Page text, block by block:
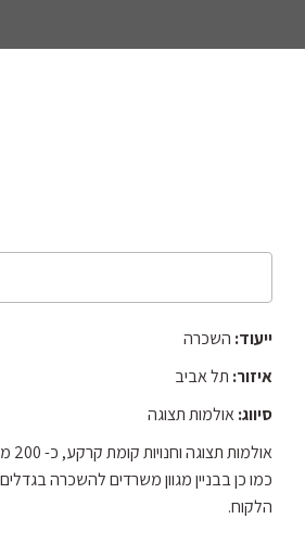
ייעוד: השכרה
איזור: תל אביב
סיווג:אולמות תצוגה
כמו כן בבניין מגוון משרדים להשכרה בגדלים
הלקוח.